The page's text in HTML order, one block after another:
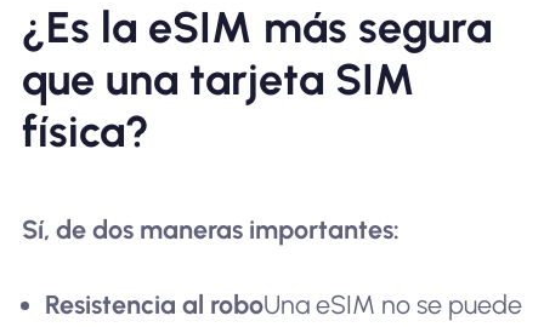
¿Es la eSIM más segura
que una tarjeta SIM
física?
Sí, de dos maneras importantes:
Resistencia al roboUna eSIM no se puede